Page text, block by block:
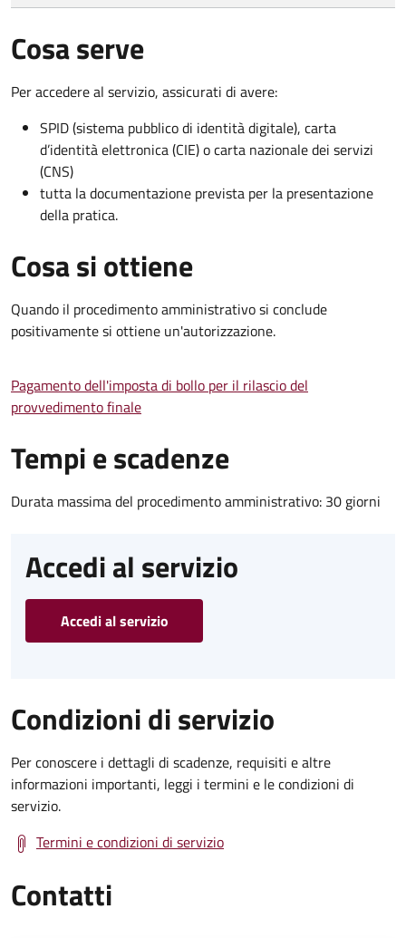
Cosa serve
Per accedere al servizio, assicurati di avere:
SPID (sistema pubblico di identità digitale), carta
d’identità elettronica (CIE) o carta nazionale dei servizi
(CNS)
tutta la documentazione prevista per la presentazione
della pratica.
Cosa si ottiene
Quando il procedimento amministrativo si conclude
positivamente si ottiene un'autorizzazione.
Pagamento dell'imposta di bollo per il rilascio del
provvedimento finale
Tempi e scadenze
Durata massima del procedimento amministrativo: 30 giorni
Accedi al servizio
Accedi al servizio
Condizioni di servizio
Per conoscere i dettagli di scadenze, requisiti e altre
informazioni importanti, leggi i termini e le condizioni di
servizio.
Termini e condizioni di servizio
Contatti